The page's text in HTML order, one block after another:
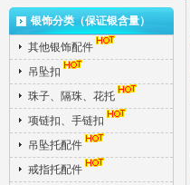
银饰分类（保证银含量）
其他银饰配件
吊坠扣
珠子、隔珠、花托
项链扣、手链扣
吊坠托配件
戒指托配件